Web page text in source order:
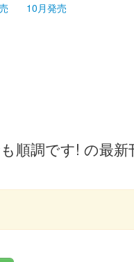
10月発売
調です! の最新